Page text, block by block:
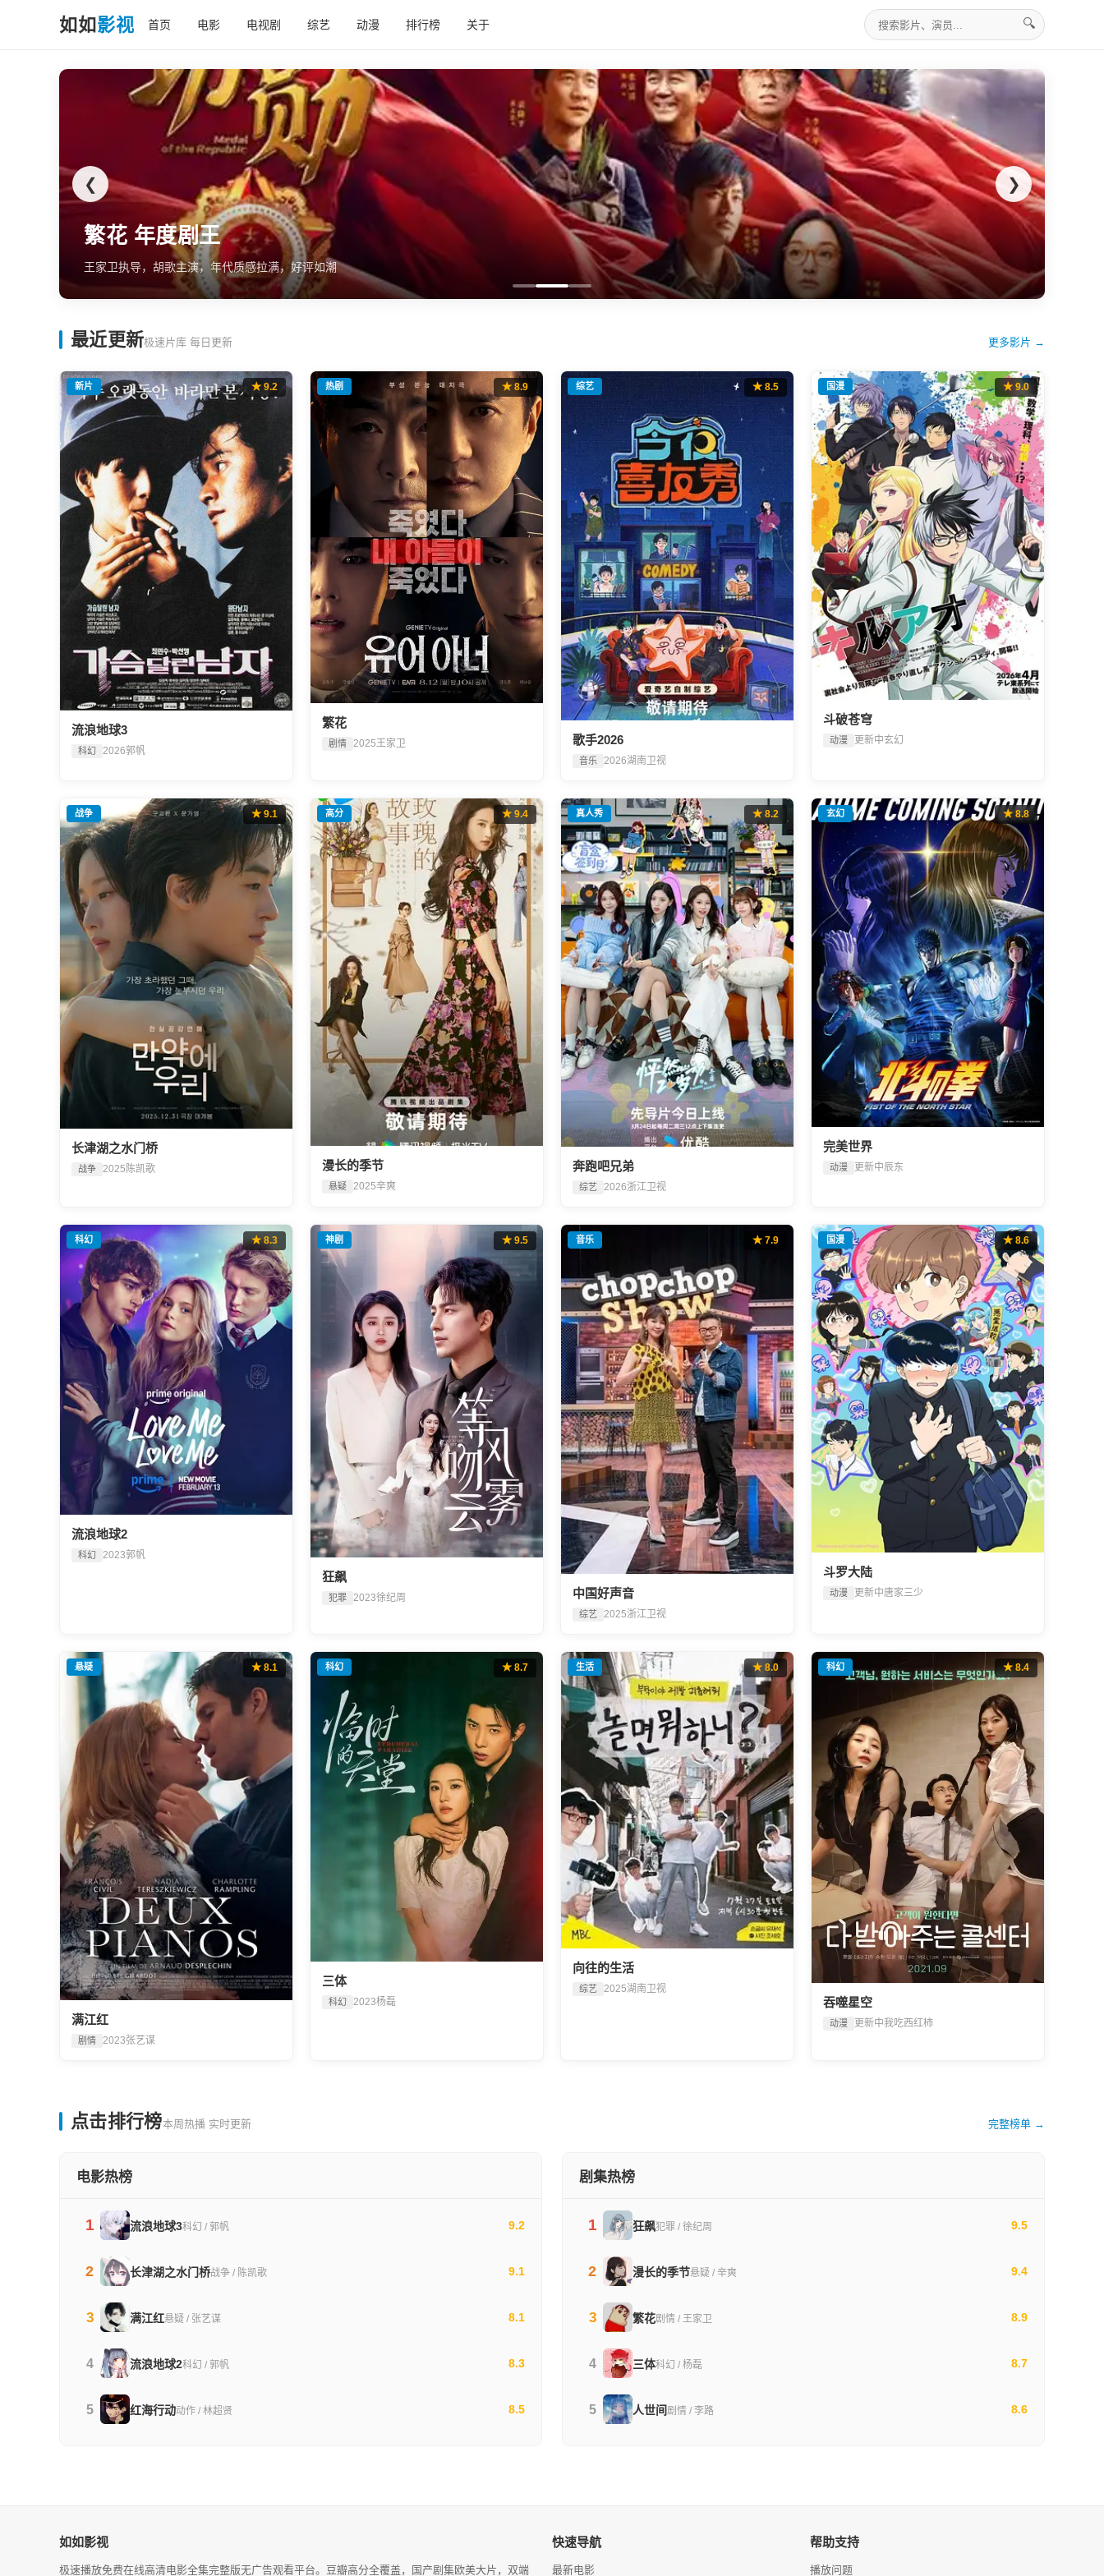
如如 影视 首页 电影 电视剧 综艺 动漫 排行榜 关于 🔍
繁花 年度剧王
王家卫执导，胡歌主演，年代质感拉满，好评如潮
❮ ❯
最近更新极速片库 每日更新 更多影片 →
新片 ★ 9.2
流浪地球3
科幻 2026郭帆
热剧 ★ 8.9
繁花
剧情 2025王家卫
综艺 ★ 8.5
歌手2026
音乐 2026湖南卫视
国漫 ★ 9.0
斗破苍穹
动漫 更新中玄幻
战争 ★ 9.1
长津湖之水门桥
战争 2025 陈凯歌
高分 ★ 9.4
漫长的季节
悬疑 2025辛爽
真人秀 ★ 8.2
奔跑吧兄弟
综艺 2026浙江卫视
玄幻 ★ 8.8
完美世界
动漫 更新中辰东
科幻 ★ 8.3
流浪地球2
科幻 2023郭帆
神剧 ★ 9.5
狂飙
犯罪 2023徐纪周
音乐 ★ 7.9
中国好声音
综艺 2025浙江卫视
国漫 ★ 8.6
斗罗大陆
动漫 更新中唐家三少
悬疑 ★ 8.1
满江红
剧情 2023张艺谋
科幻 ★ 8.7
三体
科幻 2023杨磊
生活 ★ 8.0
向往的生活
综艺 2025湖南卫视
科幻 ★ 8.4
吞噬星空
动漫 更新中我吃西红柿
点击排行榜本周热播 实时更新 完整榜单 →
电影热榜
1 流浪地球3科幻 / 郭帆 9.2
2 长津湖之水门桥战争 / 陈凯歌 9.1
3 满江红悬疑 / 张艺谋 8.1
4 流浪地球2科幻 / 郭帆 8.3
5 红海行动动作 / 林超贤 8.5
剧集热榜
1 狂飙犯罪 / 徐纪周 9.5
2 漫长的季节悬疑 / 辛爽 9.4
3 繁花剧情 / 王家卫 8.9
4 三体科幻 / 杨磊 8.7
5 人世间剧情 / 李路 8.6
如如影视
极速播放免费在线高清电影全集完整版无广告观看平台。豆瓣高分全覆盖，国产剧集欧美大片，双端
快速导航
最新电影
帮助支持
播放问题